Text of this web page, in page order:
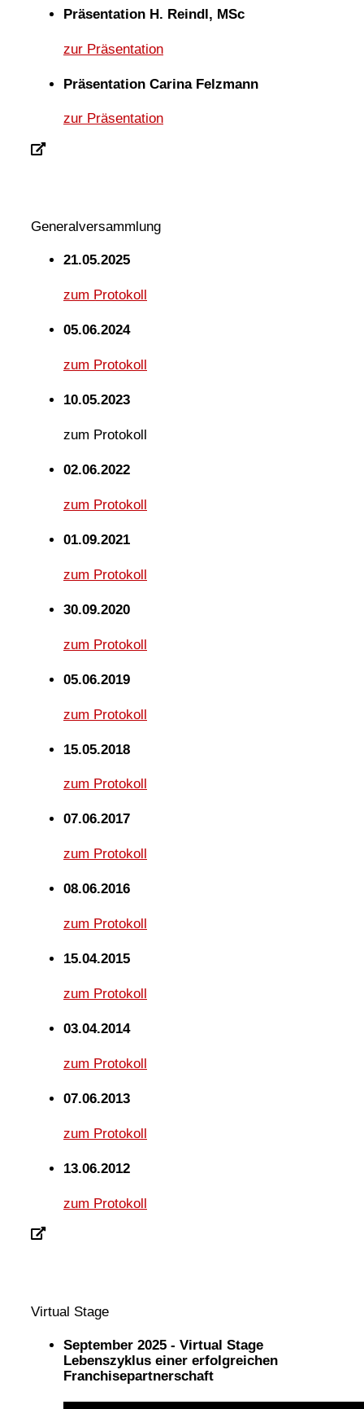
Präsentation H. Reindl, MSc
zur Präsentation
Präsentation Carina Felzmann
zur Präsentation
Generalversammlung
21.05.2025
zum Protokoll
05.06.2024
zum Protokoll
10.05.2023
zum Protokoll
02.06.2022
zum Protokoll
01.09.2021
zum Protokoll
30.09.2020
zum Protokoll
05.06.2019
zum Protokoll
15.05.2018
zum Protokoll
07.06.2017
zum Protokoll
08.06.2016
zum Protokoll
15.04.2015
zum Protokoll
03.04.2014
zum Protokoll
07.06.2013
zum Protokoll
13.06.2012
zum Protokoll
Virtual Stage
September 2025 - Virtual Stage
Lebenszyklus einer erfolgreichen
Franchisepartnerschaft